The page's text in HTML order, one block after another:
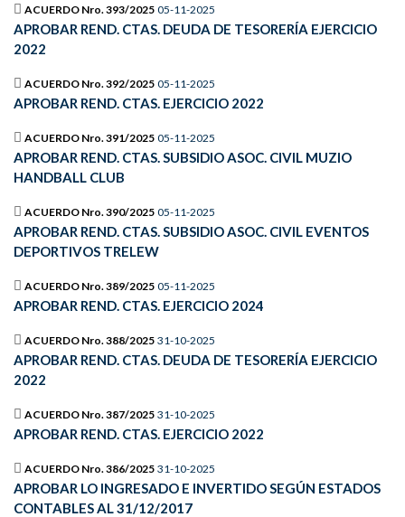
ACUERDO Nro. 393/2025 05-11-2025
APROBAR REND. CTAS. DEUDA DE TESORERÍA EJERCICIO
2022
ACUERDO Nro. 392/2025 05-11-2025
APROBAR REND. CTAS. EJERCICIO 2022
ACUERDO Nro. 391/2025 05-11-2025
APROBAR REND. CTAS. SUBSIDIO ASOC. CIVIL MUZIO
HANDBALL CLUB
ACUERDO Nro. 390/2025 05-11-2025
APROBAR REND. CTAS. SUBSIDIO ASOC. CIVIL EVENTOS
DEPORTIVOS TRELEW
ACUERDO Nro. 389/2025 05-11-2025
APROBAR REND. CTAS. EJERCICIO 2024
ACUERDO Nro. 388/2025 31-10-2025
APROBAR REND. CTAS. DEUDA DE TESORERÍA EJERCICIO
2022
ACUERDO Nro. 387/2025 31-10-2025
APROBAR REND. CTAS. EJERCICIO 2022
ACUERDO Nro. 386/2025 31-10-2025
APROBAR LO INGRESADO E INVERTIDO SEGÚN ESTADOS
CONTABLES AL 31/12/2017